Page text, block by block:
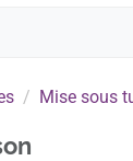
Mise sous